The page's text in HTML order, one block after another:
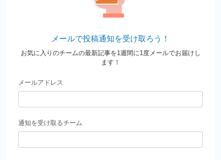
メールで投稿通知を受け取ろう！
お気に入りのチームの最新記事を1週間に1度メールでお届けし
ます！
メールアドレス
通知を受け取るチーム